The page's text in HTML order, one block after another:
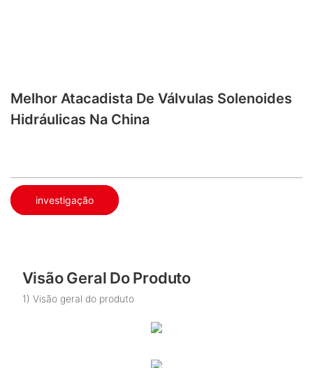
Melhor Atacadista De Válvulas Solenoides
Hidráulicas Na China
investigação
Visão Geral Do Produto
1) Visão geral do produto